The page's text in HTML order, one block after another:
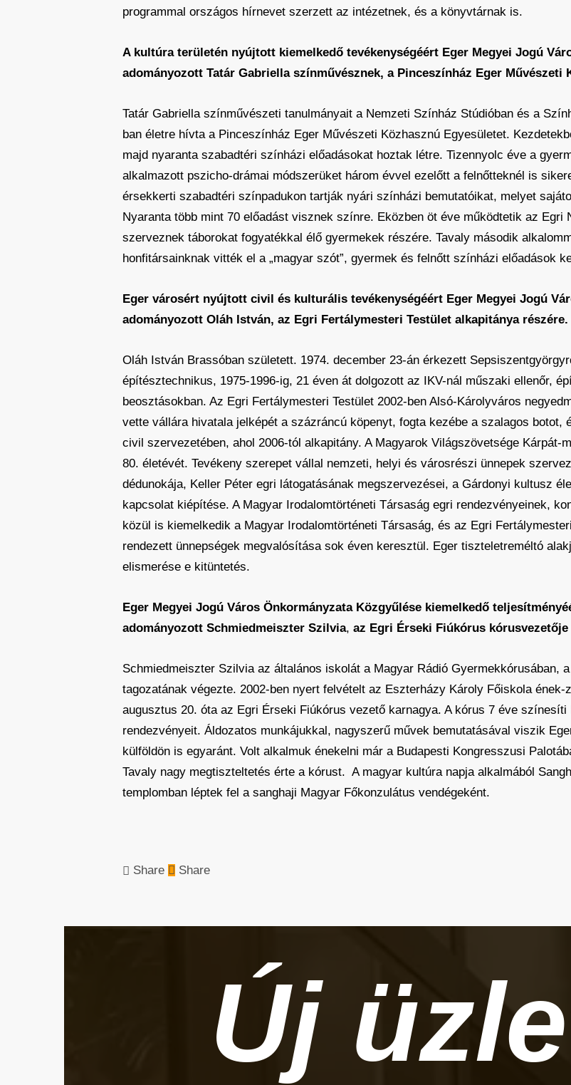
programmal országos hírnevet szerzett az intézetnek, és a könyvtárnak is.
A kultúra területén nyújtott kiemelkedő tevékenységéért Eger Megyei Jogú
adományozott Tatár Gabriella színművésznek, a Pinceszínház Eger Művészeti
Tatár Gabriella színművészeti tanulmányait a Nemzeti Színház Stúdióban és a
ban életre hívta a Pinceszínház Eger Művészeti Közhasznú Egyesületet.
majd nyaranta szabadtéri színházi előadásokat hoztak létre. Tizennyolc éve a
alkalmazott pszicho-drámai módszerüket három évvel ezelőtt a felnőtteknél is
érsekkerti szabadtéri színpadukon tartják nyári színházi bemutatóikat, melyet
Nyaranta több mint 70 előadást visznek színre. Eközben öt éve működtetik az Egri
szerveznek táborokat fogyatékkal élő gyermekek részére. Tavaly második
honfitársainknak vitték el a „magyar szót”, gyermek és felnőtt színházi előadások
Eger városért nyújtott civil és kulturális tevékenységéért Eger Megyei Jogú
adományozott Oláh István, az Egri Fertálymesteri Testület alkapitánya részére.
Oláh István Brassóban született. 1974. december 23-án érkezett
építésztechnikus, 1975-1996-ig, 21 éven át dolgozott az IKV-nál műszaki ellenőr,
beosztásokban. Az Egri Fertálymesteri Testület 2002-ben Alsó-Károlyváros
vette vállára hivatala jelképét a százráncú köpenyt, fogta kezébe a szalagos botot,
civil szervezetében, ahol 2006-tól alkapitány. A Magyarok Világszövetsége Kárpát-
80. életévét. Tevékeny szerepet vállal nemzeti, helyi és városrészi ünnepek
dédunokája, Keller Péter egri látogatásának megszervezései, a Gárdonyi kultusz
kapcsolat kiépítése. A Magyar Irodalomtörténeti Társaság egri rendezvényeinek,
közül is kiemelkedik a Magyar Irodalomtörténeti Társaság, és az Egri
rendezett ünnepségek megvalósítása sok éven keresztül. Eger tiszteletreméltó
elismerése e kitüntetés.
Eger Megyei Jogú Város Önkormányzata Közgyűlése kiemelkedő
adományozott Schmiedmeiszter Szilvia, az Egri Érseki Fiúkórus kórusvezetője
Schmiedmeiszter Szilvia az általános iskolát a Magyar Rádió Gyermekkórusában,
tagozatának végezte. 2002-ben nyert felvételt az Eszterházy Károly Főiskola
augusztus 20. óta az Egri Érseki Fiúkórus vezető karnagya. A kórus 7 éve
rendezvényeit. Áldozatos munkájukkal, nagyszerű művek bemutatásával viszik
külföldön is egyaránt. Volt alkalmuk énekelni már a Budapesti Kongresszusi
Tavaly nagy megtiszteltetés érte a kórust. A magyar kultúra napja alkalmából­
templomban léptek fel a sanghaji Magyar Főkonzulátus vendégeként.
Share Share
Új